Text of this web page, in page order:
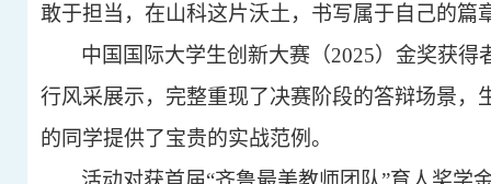
敢于担当，在山科这片沃土，书写属于自己的篇
中国国际大学生创新大赛（2025）金奖获
行风采展示，完整重现了决赛阶段的答辩场景
的同学提供了宝贵的实战范例。